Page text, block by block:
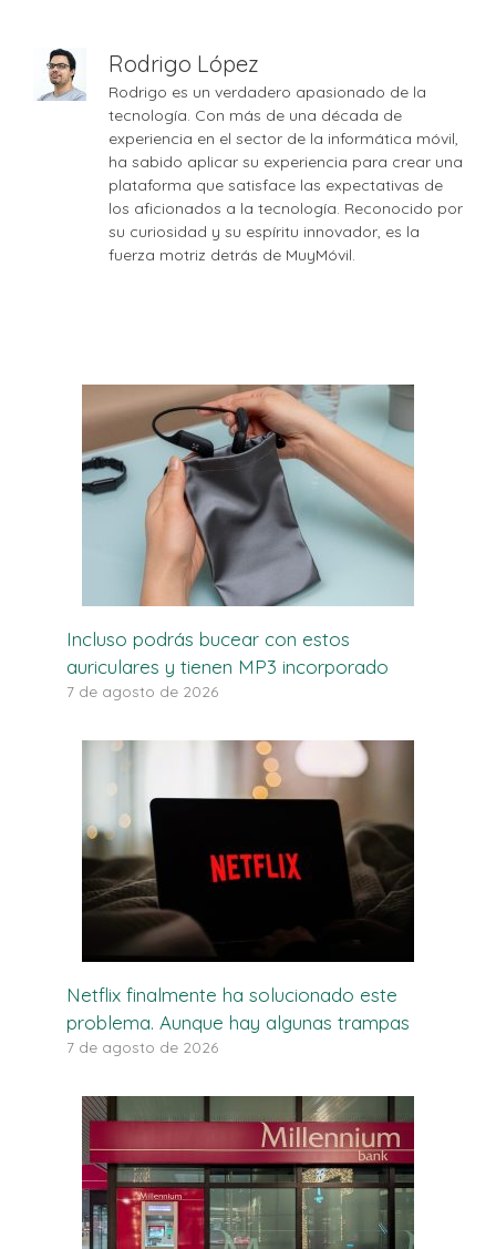
Rodrigo López
Rodrigo es un verdadero apasionado de la
tecnología. Con más de una década de
experiencia en el sector de la informática móvil,
ha sabido aplicar su experiencia para crear una
plataforma que satisface las expectativas de
los aficionados a la tecnología. Reconocido por
su curiosidad y su espíritu innovador, es la
fuerza motriz detrás de MuyMóvil.
Incluso podrás bucear con estos
auriculares y tienen MP3 incorporado
7 de agosto de 2026
Netflix finalmente ha solucionado este
problema. Aunque hay algunas trampas
7 de agosto de 2026